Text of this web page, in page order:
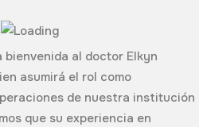
bienvenida al doctor Elkyn
asumirá el rol como
de nuestra institución
que su experiencia en